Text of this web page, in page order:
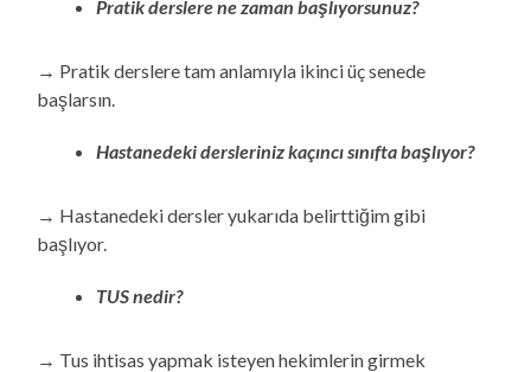
Pratik derslere ne zaman başlıyorsunuz?
→ Pratik derslere tam anlamıyla ikinci üç senede
başlarsın.
Hastanedeki dersleriniz kaçıncı sınıfta başlıyor?
→ Hastanedeki dersler yukarıda belirttiğim gibi
başlıyor.
TUS nedir?
→ Tus ihtisas yapmak isteyen hekimlerin girmek